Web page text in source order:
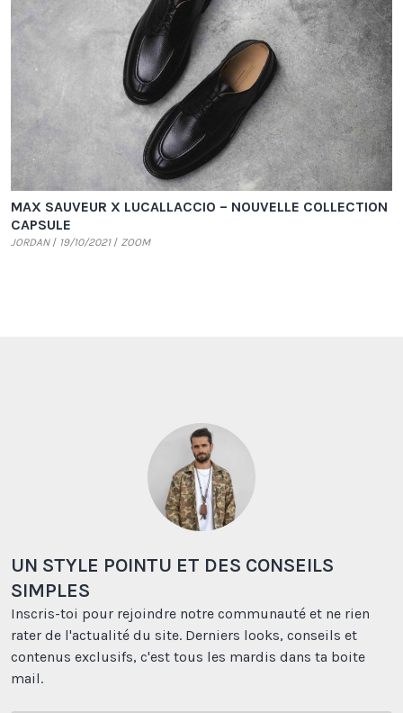
MAX SAUVEUR X LUCALLACCIO – NOUVELLE COLLECTION
CAPSULE
JORDAN 19/10/2021 ZOOM
UN STYLE POINTU ET DES CONSEILS
SIMPLES
Inscris-toi pour rejoindre notre communauté et ne rien
rater de l'actualité du site. Derniers looks, conseils et
contenus exclusifs, c'est tous les mardis dans ta boite
mail.